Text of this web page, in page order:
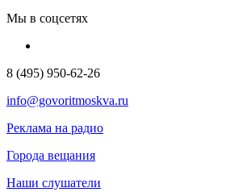
Мы в соцсетях
8 (495) 950-62-26
info@govoritmoskva.ru
Реклама на радио
Города вещания
Наши слушатели